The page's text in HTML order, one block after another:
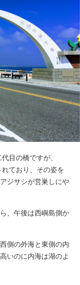
目の橋ですが、
ており、その姿を
ジサシが営巣しにや
、午後は西嶼島側か
側の外海と東側の内
いのに内海は湖のよ